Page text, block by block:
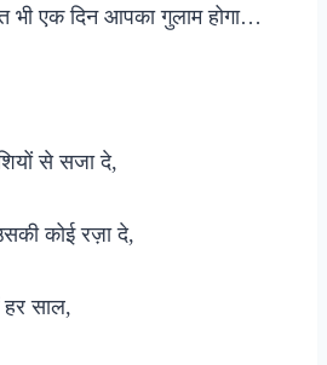
भी एक दिन आपका गुलाम होगा…
से सजा दे,
कोई रज़ा दे,
साल,